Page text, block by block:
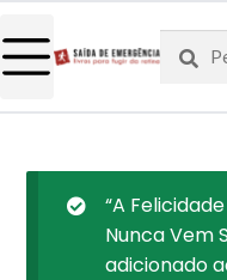
por:
Pesquisa
“A Felicidade
Nunca Vem
adicionado